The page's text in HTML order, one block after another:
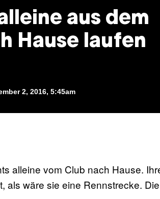
aus dem
Hause laufen
2, 2016, 5:45am
alleine vom Club nach Hause.
als wäre sie eine Rennstrecke.